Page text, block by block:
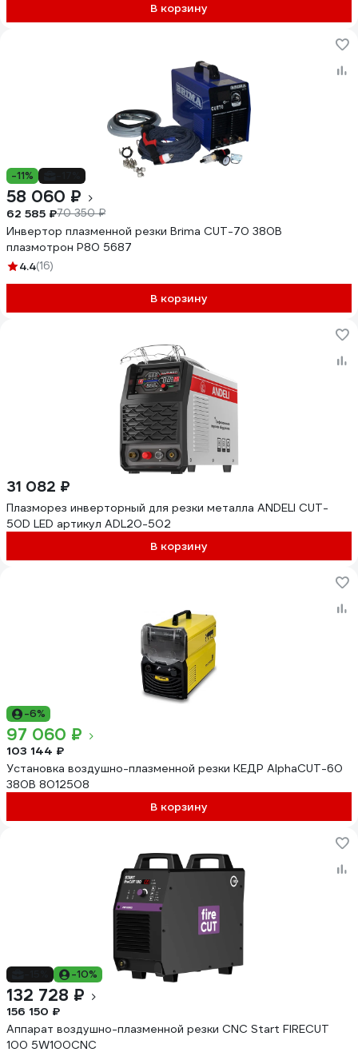
В корзину
-11%
58 060 ₽
62 585 ₽70 350 ₽
Инвертор плазменной резки Brima CUT-70 380В
плазмотрон P80 5687
4.4(16)
В корзину
31 082 ₽
Плазморез инверторный для резки металла ANDELI CUT-
50D LED артикул ADL20-502
В корзину
-6%
97 060 ₽
103 144 ₽
Установка воздушно-плазменной резки КЕДР AlphaCUT-60
380В 8012508
В корзину
-10%
132 728 ₽
156 150 ₽
Аппарат воздушно-плазменной резки CNC Start FIRECUT
100 5W100CNC